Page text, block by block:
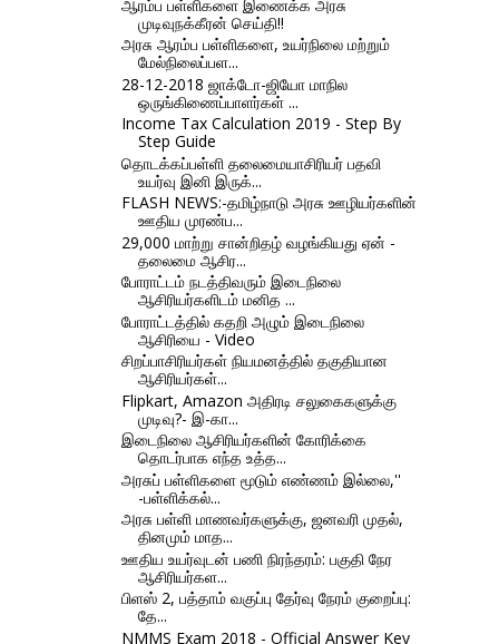
ஆரம்ப பள்ளிகளை இணைக்க அரசு
முடிவுநக்கீரன் செய்தி!!
அரசு ஆரம்ப பள்ளிகளை, உயர்நிலை மற்றும்
மேல்நிலைப்பள...
28-12-2018 ஜாக்டோ-ஜியோ மாநில
ஒருங்கிணைப்பாளர்கள் ...
Income Tax Calculation 2019 - Step By
Step Guide
தொடக்கப்பள்ளி தலைமையாசிரியர் பதவி
உயர்வு இனி இருக்...
FLASH NEWS:-தமிழ்நாடு அரசு ஊழியர்களின்
ஊதிய முரண்ப...
29,000 மாற்று சான்றிதழ் வழங்கியது ஏன் -
தலைமை ஆசிர...
போராட்டம் நடத்திவரும் இடைநிலை
ஆசிரியர்களிடம் மனித ...
போராட்டத்தில் கதறி அழும் இடைநிலை
ஆசிரியை - Video
சிறப்பாசிரியர்கள் நியமனத்தில் தகுதியான
ஆசிரியர்கள்...
Flipkart, Amazon அதிரடி சலுகைகளுக்கு
முடிவு?- இ-கா...
இடைநிலை ஆசிரியர்களின் கோரிக்கை
தொடர்பாக எந்த உத்த...
அரசுப் பள்ளிகளை மூடும் எண்ணம் இல்லை,''
-பள்ளிக்கல்...
அரசு பள்ளி மாணவர்களுக்கு, ஜனவரி முதல்,
தினமும் மாத...
ஊதிய உயர்வுடன் பணி நிரந்தரம்: பகுதி நேர
ஆசிரியர்கள...
பிளஸ் 2, பத்தாம் வகுப்பு தேர்வு நேரம் குறைப்பு:
தே...
NMMS Exam 2018 - Official Answer Key